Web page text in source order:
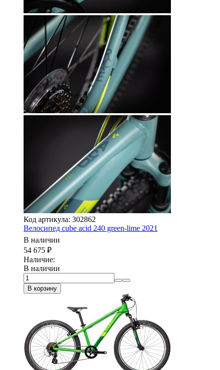
Код артикула: 302862
Велосипед cube acid 240 green-lime 2021
В наличии
54 675 ₽
Наличие:
В наличии
В корзину